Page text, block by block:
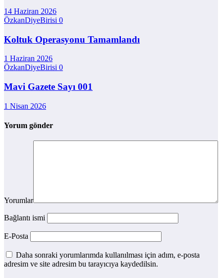
14 Haziran 2026
ÖzkanDiyeBirisi 0
Koltuk Operasyonu Tamamlandı
1 Haziran 2026
ÖzkanDiyeBirisi 0
Mavi Gazete Sayı 001
1 Nisan 2026
Yorum gönder
Yorumlar
Bağlantı ismi
E-Posta
Daha sonraki yorumlarımda kullanılması için adım, e-posta
adresim ve site adresim bu tarayıcıya kaydedilsin.